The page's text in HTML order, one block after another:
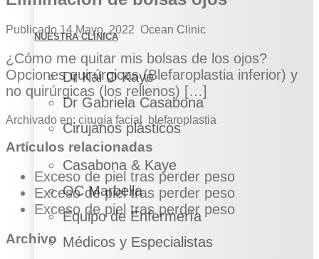
NUESTRA CLÍNICA
Dr Kai O Kaye
Dr Gabriela Casabona
Cirujanos plásticos
Casabona & Kaye
OC Marbella
Equipo de Enfermería
Médicos y Especialistas
Publicado 14 Mayo, 2022 Ocean Clinic
¿Cómo me quitar mis bolsas de los ojos?
Opciones quirúrgicas (Blefaroplastia inferior) y
no quirúrgicas (los rellenos) […]
Archivado en: cirugía facial blefaroplastia
Artículos relacionadas
Exceso de piel tras perder peso
Exceso de piel tras perder peso
Exceso de piel tras perder peso
Archivo